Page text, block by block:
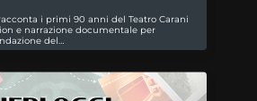
i primi 90 anni del Teatro Carani
e narrazione documentale per
del…